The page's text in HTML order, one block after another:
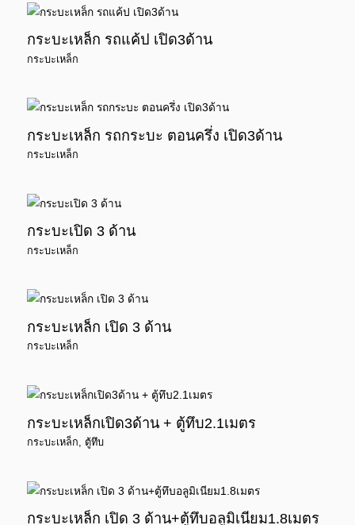
กระบะเหล็ก รถแค้ป เปิด3ด้าน
กระบะเหล็ก
กระบะเหล็ก รถกระบะ ตอนครึ่ง เปิด3ด้าน
กระบะเหล็ก
กระบะเปิด 3 ด้าน
กระบะเหล็ก
กระบะเหล็ก เปิด 3 ด้าน
กระบะเหล็ก
กระบะเหล็กเปิด3ด้าน + ตู้ทึบ2.1เมตร
กระบะเหล็ก, ตู้ทึบ
กระบะเหล็ก เปิด 3 ด้าน+ตู้ทึบอลูมิเนียม1.8เมตร